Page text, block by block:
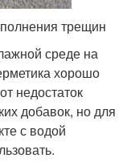
трещин
среде на
хорошо
недостаток
добавок, но для
с водой